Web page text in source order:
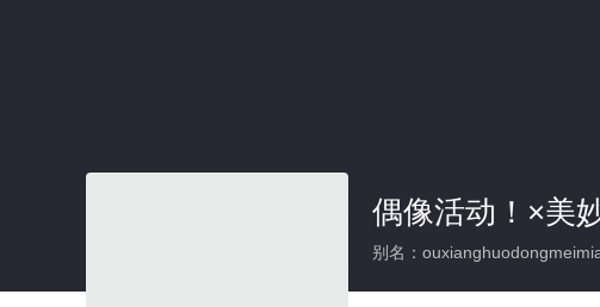
偶像活动！×美
别名：